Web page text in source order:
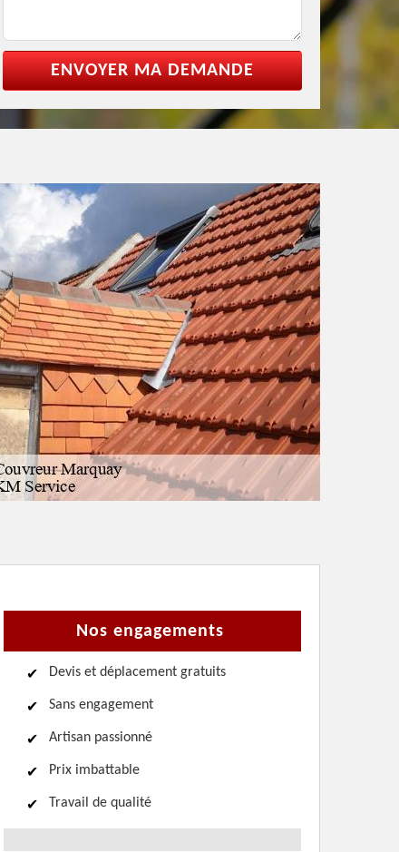
Nos engagements
Devis et déplacement gratuits
Sans engagement
Artisan passionné
Prix imbattable
Travail de qualité